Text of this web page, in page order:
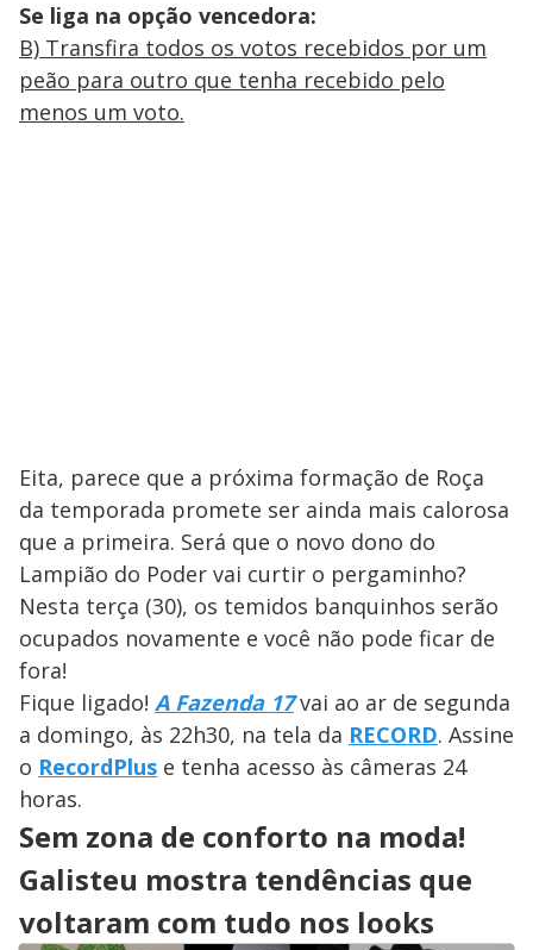
Se liga na opção vencedora:
B) Transfira todos os votos recebidos por um
peão para outro que tenha recebido pelo
menos um voto.
Eita, parece que a próxima formação de Roça
da temporada promete ser ainda mais calorosa
que a primeira. Será que o novo dono do
Lampião do Poder vai curtir o pergaminho?
Nesta terça (30), os temidos banquinhos serão
ocupados novamente e você não pode ficar de
fora!
Fique ligado! A Fazenda 17vai ao ar de segunda
a domingo, às 22h30, na tela da RECORD. Assine
o RecordPlus e tenha acesso às câmeras 24
horas.
Sem zona de conforto na moda!
Galisteu mostra tendências que
voltaram com tudo nos looks